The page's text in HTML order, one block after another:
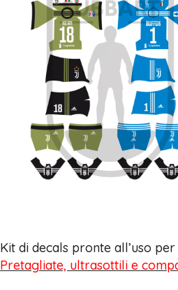
Kit di decals pronte all’uso
Pretagliate, ultrasottili e